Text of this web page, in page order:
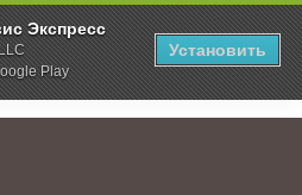
Экспресс
Play
Установить
КСЭ поделится опытом на